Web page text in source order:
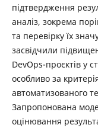
підтвердження
аналіз, зокрема
та перевірку їх
засвідчили
DevOps-проєктів у
особливо за
автоматизованого
Запропонована
оцінювання